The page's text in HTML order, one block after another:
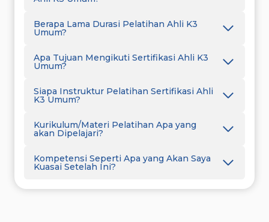
Berapa Lama Durasi Pelatihan Ahli K3
Umum?
Apa Tujuan Mengikuti Sertifikasi Ahli K3
Umum?
Siapa Instruktur Pelatihan Sertifikasi Ahli
K3 Umum?
Kurikulum/Materi Pelatihan Apa yang
akan Dipelajari?
Kompetensi Seperti Apa yang Akan Saya
Kuasai Setelah Ini?